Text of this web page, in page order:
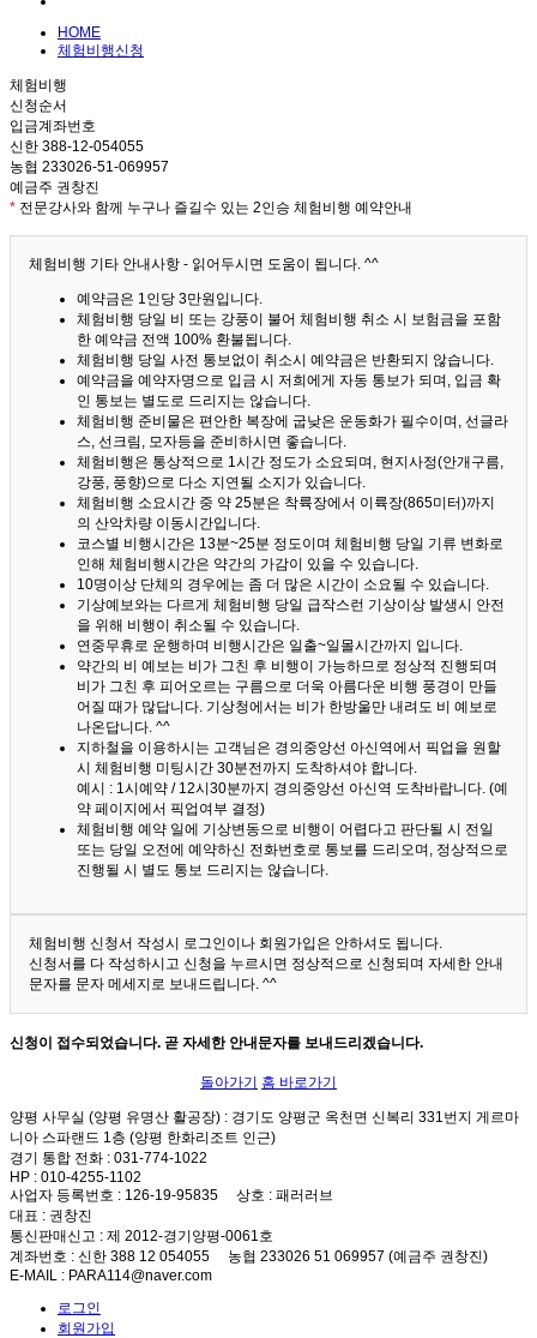
HOME
체험비행신청
체험비행
신청순서
입금계좌번호
신한 388-12-054055
농협 233026-51-069957
예금주 권창진
* 전문강사와 함께 누구나 즐길수 있는 2인승 체험비행 예약안내
체험비행 기타 안내사항 - 읽어두시면 도움이 됩니다. ^^
예약금은 1인당 3만원입니다.
체험비행 당일 비 또는 강풍이 불어 체험비행 취소 시 보험금을 포함
한 예약금 전액 100% 환불됩니다.
체험비행 당일 사전 통보없이 취소시 예약금은 반환되지 않습니다.
예약금을 예약자명으로 입금 시 저희에게 자동 통보가 되며, 입금 확
인 통보는 별도로 드리지는 않습니다.
체험비행 준비물은 편안한 복장에 굽낮은 운동화가 필수이며, 선글라
스, 선크림, 모자등을 준비하시면 좋습니다.
체험비행은 통상적으로 1시간 정도가 소요되며, 현지사정(안개구름,
강풍, 풍향)으로 다소 지연될 소지가 있습니다.
체험비행 소요시간 중 약 25분은 착륙장에서 이륙장(865미터)까지
의 산악차량 이동시간입니다.
코스별 비행시간은 13분~25분 정도이며 체험비행 당일 기류 변화로
인해 체험비행시간은 약간의 가감이 있을 수 있습니다.
10명이상 단체의 경우에는 좀 더 많은 시간이 소요될 수 있습니다.
기상예보와는 다르게 체험비행 당일 급작스런 기상이상 발생시 안전
을 위해 비행이 취소될 수 있습니다.
연중무휴로 운행하며 비행시간은 일출~일몰시간까지 입니다.
약간의 비 예보는 비가 그친 후 비행이 가능하므로 정상적 진행되며
비가 그친 후 피어오르는 구름으로 더욱 아름다운 비행 풍경이 만들
어질 때가 많답니다. 기상청에서는 비가 한방울만 내려도 비 예보로
나온답니다. ^^
지하철을 이용하시는 고객님은 경의중앙선 아신역에서 픽업을 원할
시 체험비행 미팅시간 30분전까지 도착하셔야 합니다.
예시 : 1시예약 / 12시30분까지 경의중앙선 아신역 도착바랍니다. (예
약 페이지에서 픽업여부 결정)
체험비행 예약 일에 기상변동으로 비행이 어렵다고 판단될 시 전일
또는 당일 오전에 예약하신 전화번호로 통보를 드리오며, 정상적으로
진행될 시 별도 통보 드리지는 않습니다.
체험비행 신청서 작성시 로그인이나 회원가입은 안하셔도 됩니다.
신청서를 다 작성하시고 신청을 누르시면 정상적으로 신청되며 자세한 안내
문자를 문자 메세지로 보내드립니다. ^^
신청이 접수되었습니다. 곧 자세한 안내문자를 보내드리겠습니다.
돌아가기 홈 바로가기
양평 사무실 (양평 유명산 활공장) : 경기도 양평군 옥천면 신복리 331번지 게르마
니아 스파랜드 1층 (양평 한화리조트 인근)
경기 통합 전화 : 031-774-1022
HP : 010-4255-1102
사업자 등록번호 : 126-19-95835 상호 : 패러러브
대표 : 권창진
통신판매신고 : 제 2012-경기양평-0061호
계좌번호 : 신한 388 12 054055 농협 233026 51 069957 (예금주 권창진)
E-MAIL : PARA114@naver.com
로그인
회원가입